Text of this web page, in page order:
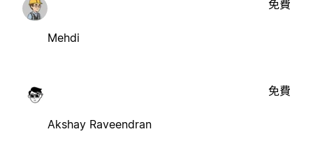
Mehdi
免費
Akshay Raveendran
免費